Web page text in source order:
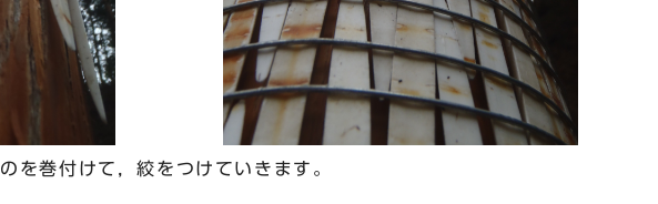
巻付けて，絞をつけていきます。